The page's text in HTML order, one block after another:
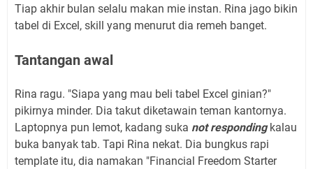
Tiap akhir bulan selalu makan mie instan. Rina jago bikin
tabel di Excel, skill yang menurut dia remeh banget.
Tantangan awal
Rina ragu. "Siapa yang mau beli tabel Excel ginian?"
pikirnya minder. Dia takut diketawain teman kantornya.
Laptopnya pun lemot, kadang suka not respondingkalau
buka banyak tab. Tapi Rina nekat. Dia bungkus rapi
template itu, dia namakan "Financial Freedom Starter